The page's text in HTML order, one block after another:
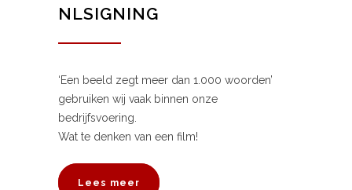
NLSIGNING
‘Een beeld zegt meer dan 1.000 woorden’
gebruiken wij vaak binnen onze
bedrijfsvoering.
Wat te denken van een film!
Lees meer